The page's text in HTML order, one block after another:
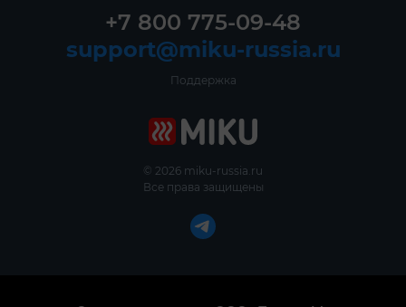
© 2026 miku-russia.ru
Все права защищены
+7 800 775-09-48
support@miku-russia.ru
Поддержка